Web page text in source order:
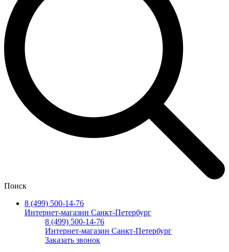
Поиск
8 (499) 500-14-76
Интернет-магазин Санкт-Петербург
8 (499) 500-14-76
Интернет-магазин Санкт-Петербург
Заказать звонок